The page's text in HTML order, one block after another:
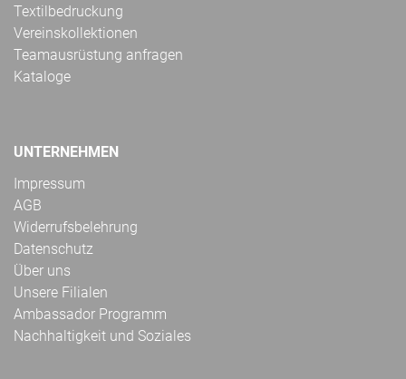
Textilbedruckung
Vereinskollektionen
Teamausrüstung anfragen
Kataloge
UNTERNEHMEN
Impressum
AGB
Widerrufsbelehrung
Datenschutz
Über uns
Unsere Filialen
Ambassador Programm
Nachhaltigkeit und Soziales